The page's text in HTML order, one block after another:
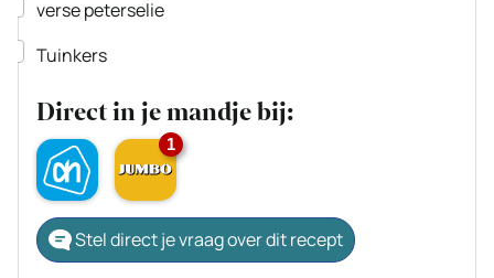
▢
verse peterselie
▢
Tuinkers
Direct in je mandje bij:
1
Stel direct je vraag over dit recept